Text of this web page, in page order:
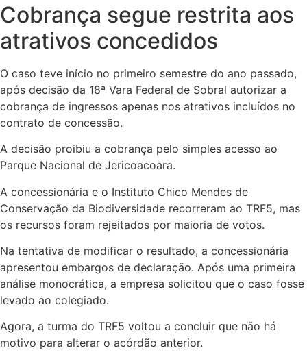
Cobrança segue restrita aos
atrativos concedidos
O caso teve início no primeiro semestre do ano passado,
após decisão da 18ª Vara Federal de Sobral autorizar a
cobrança de ingressos apenas nos atrativos incluídos no
contrato de concessão.
A decisão proibiu a cobrança pelo simples acesso ao
Parque Nacional de Jericoacoara.
A concessionária e o Instituto Chico Mendes de
Conservação da Biodiversidade recorreram ao TRF5, mas
os recursos foram rejeitados por maioria de votos.
Na tentativa de modificar o resultado, a concessionária
apresentou embargos de declaração. Após uma primeira
análise monocrática, a empresa solicitou que o caso fosse
levado ao colegiado.
Agora, a turma do TRF5 voltou a concluir que não há
motivo para alterar o acórdão anterior.